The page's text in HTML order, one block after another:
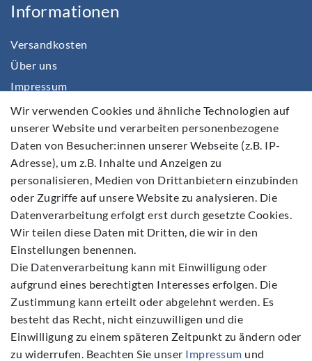
Informationen
Versandkosten
Über uns
Impressum
Daten­schutz­erklärung
AGB
Barrierefreiheitserklärung
Widerrufs­recht
Kontakt
Vertrag widerrufen
Folgen Sie Uns
Wir verwenden Cookies und ähnliche Technologien auf
unserer Website und verarbeiten personenbezogene
Daten von Besucher:innen unserer Webseite (z.B. IP-
Adresse), um z.B. Inhalte und Anzeigen zu
personalisieren, Medien von Drittanbietern einzubinden
oder Zugriffe auf unsere Website zu analysieren. Die
Datenverarbeitung erfolgt erst durch gesetzte Cookies.
Wir teilen diese Daten mit Dritten, die wir in den
Einstellungen benennen.
Die Datenverarbeitung kann mit Einwilligung oder
aufgrund eines berechtigten Interesses erfolgen. Die
Zustimmung kann erteilt oder abgelehnt werden. Es
besteht das Recht, nicht einzuwilligen und die
Einwilligung zu einem späteren Zeitpunkt zu ändern oder
zu widerrufen. Beachten Sie unser Impressum und